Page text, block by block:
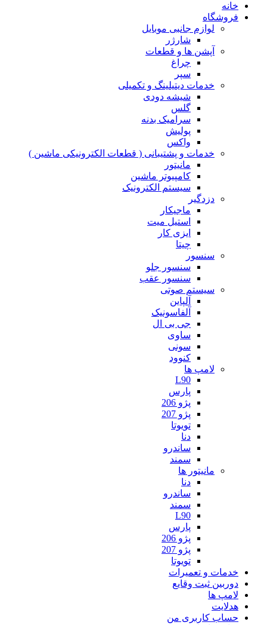
خانه
فروشگاه
لوازم جانبی موبایل
شارژر
آپشن ها و قطعات
چراغ
سپر
خدمات دیتیلینگ و تکمیلی
شیشه دودی
گلس
سرامیک بدنه
پولیش
واکس
خدمات و پشتیبانی ( قطعات الکترونیکی ماشین )
مانیتور
کامپیوتر ماشین
سیستم الکترونیک
دزدگیر
ماجیکار
استیل میت
ایزی کار
چیتا
سنسور
سنسور جلو
سنسور عقب
سیستم صوتی
آلپاین
آلفاسونیک
جی بی ال
ساوی
سونی
کنوود
لامپ ها
L90
پارس
پژو 206
پژو 207
تویوتا
دنا
ساندرو
سمند
مانیتور ها
دنا
ساندرو
سمند
L90
پارس
پژو 206
پژو 207
تویوتا
خدمات و تعمیرات
دوربین ثبت وقایع
لامپ ها
هدلایت
حساب کاربری من